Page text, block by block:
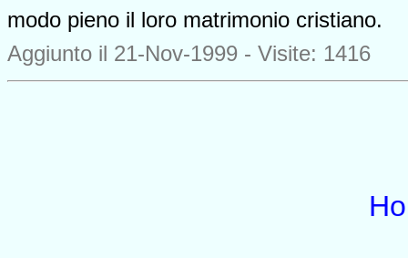
modo pieno il loro matrimonio cristiano.
Aggiunto il 21-Nov-1999 - Visite: 1416